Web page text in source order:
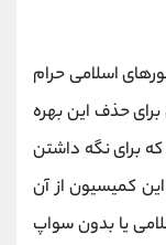
اسلامی حرام
حذف این بهره
برای نگه داشتن
کمیسیون از آن
یا بدون سواپ